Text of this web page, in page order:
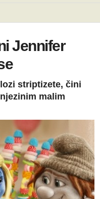
Jennifer
striptizete, čini
malim